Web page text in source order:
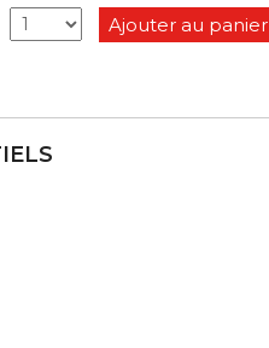
Ajouter au panier